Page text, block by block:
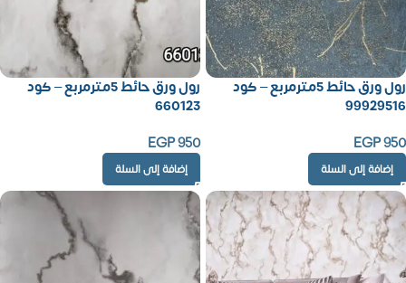
رول ورق حائط 5مترمربع – كود
99929516
EGP950
إضافة إلى السلة
رول ورق حائط 5مترمربع – كود
660123
EGP950
إضافة إلى السلة